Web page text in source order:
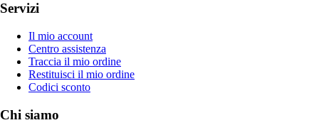
Servizi
Il mio account
Centro assistenza
Traccia il mio ordine
Restituisci il mio ordine
Codici sconto
Chi siamo